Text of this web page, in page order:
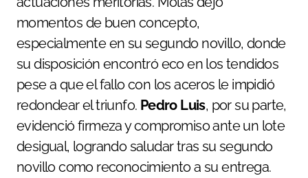
momentos de buen concepto,
especialmente en su segundo novillo, donde
su disposición encontró eco en los tendidos
pese a que el fallo con los aceros le impidió
redondear el triunfo. Pedro Luis, por su parte,
evidenció firmeza y compromiso ante un lote
desigual, logrando saludar tras su segundo
novillo como reconocimiento a su entrega.